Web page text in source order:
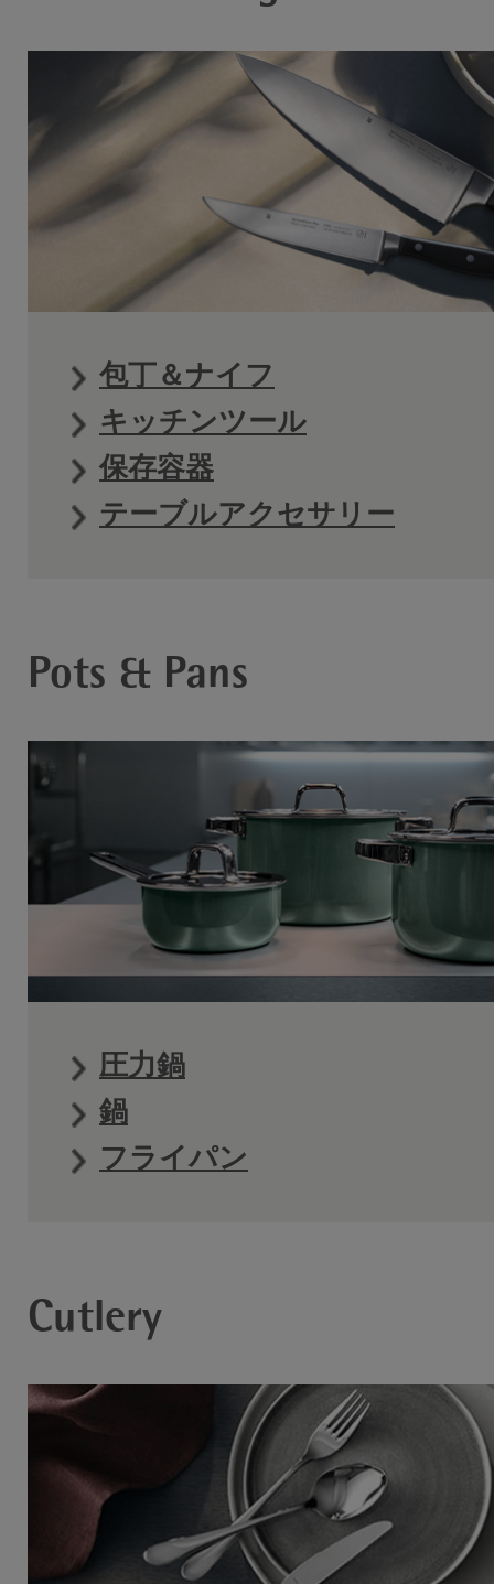
包丁＆ナイフ
キッチンツール
保存容器
テーブルアクセサリー
Pots & Pans
圧力鍋
鍋
フライパン
Cutlery